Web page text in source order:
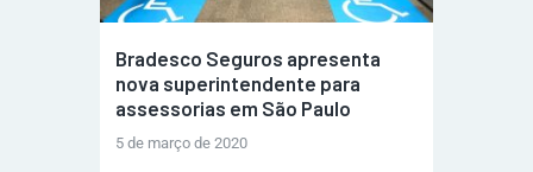
Bradesco Seguros apresenta
nova superintendente para
assessorias em São Paulo
5 de março de 2020